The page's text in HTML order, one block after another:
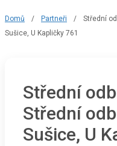
Domů / Partneři /
Střední
Sušice, U Kapličky 761
Střední
Střední
Sušice, U